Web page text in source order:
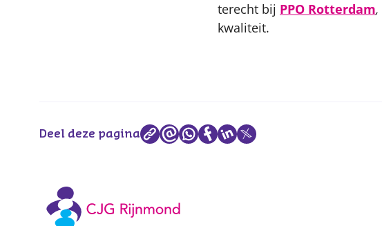
terecht bij PPO Rotterdam,
kwaliteit.
Deel deze pagina